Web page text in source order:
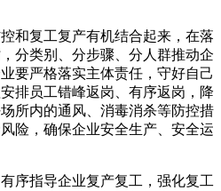
复工复产有机结合起来，在落
分类别、分步骤、分人群推动企
要严格落实主体责任，守好自己
排员工错峰返岗、有序返岗，降
所内的通风、消毒消杀等防控措
险，确保企业安全生产、安全运
指导企业复产复工，强化复工